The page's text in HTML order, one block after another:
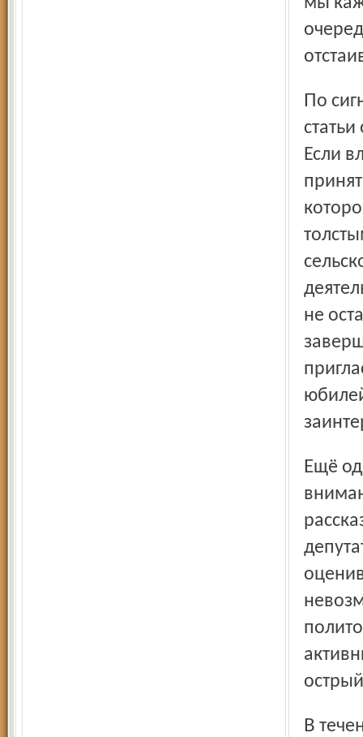
По сигналам читателей в газете весь год публиковались
Если
не
Ещё одна важная тема, которой в газете уделяется много
В течение года постоянно появлялись на страницах